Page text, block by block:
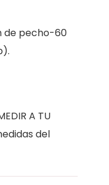
de pecho-60
A TU
del